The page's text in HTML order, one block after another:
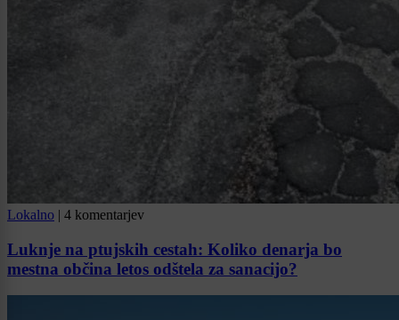
Lokalno | 4 komentarjev
Luknje na ptujskih cestah: Koliko denarja bo
mestna občina letos odštela za sanacijo?